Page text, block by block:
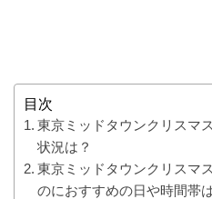
目次
東京ミッドタウンクリスマ
状況は？
東京ミッドタウンクリスマ
のにおすすめの日や時間帯